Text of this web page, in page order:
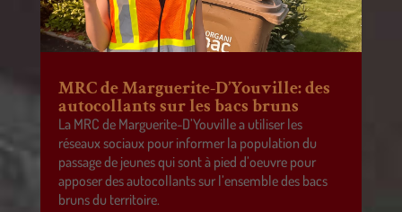
MRC de Marguerite-D’Youville: des
autocollants sur les bacs bruns
La MRC de Marguerite-D’Youville a utiliser les
réseaux sociaux pour informer la population du
passage de jeunes qui sont à pied d’oeuvre pour
apposer des autocollants sur l’ensemble des bacs
bruns du territoire.